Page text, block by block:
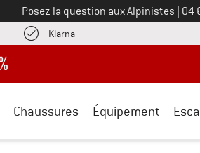
Posez la question aux Alpinistes 04
KlarnaTrouve les informations de
Chaussures Équipement